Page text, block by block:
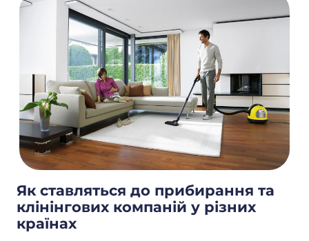
Як ставляться до прибирання та
клінінгових компаній у різних
країнах